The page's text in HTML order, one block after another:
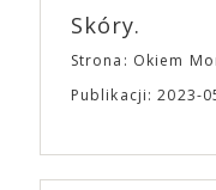
Skóry.
Strona: Okiem
Publikacji: 2023-